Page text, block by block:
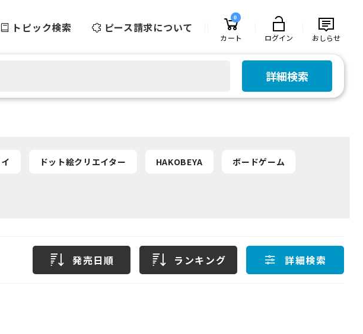
トピック検索 ピース請求について
0
カート ログイン おしらせ
詳細検索
ドット絵クリエイター HAKOBEYA ボードゲーム
発売日順 ランキング 詳細検索